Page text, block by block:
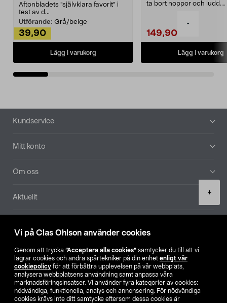
Vi på Clas Ohlson använder cookies
Genom att trycka ”Acceptera alla cookies” samtycker du till att vi
lagrar cookies och andra spårtekniker på din enhet enligt vår
cookiepolicy för att förbättra upplevelsen på vår webbplats,
analysera webbplatsens användning samt anpassa våra
marknadsföringsinsatser. Vi använder fyra kategorier av cookies:
nödvändiga, funktionella, analys och annonsering. För nödvändiga
cookies krävs inte ditt samtycke eftersom dessa cookies är
-
+
Aftonbladets "självklara favorit” i
test av d...
Utförande: Grå/beige
39,90
Lägg i varukorg
ta bort noppor och ludd.
149,90
Lägg i varukorg
Sidfot
Kundservice
Mitt konto
Om oss
Aktuellt
Hitta butik
SE NO FI